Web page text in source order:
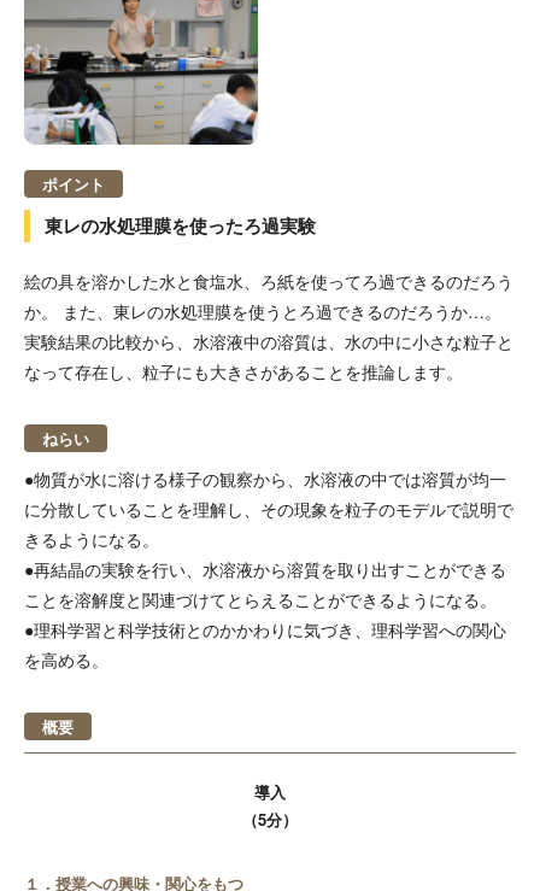
ポイント
東レの水処理膜を使ったろ過実験
絵の具を溶かした水と食塩水、ろ紙を使ってろ過できるのだろう
か。 また、東レの水処理膜を使うとろ過できるのだろうか…。
実験結果の比較から、水溶液中の溶質は、水の中に小さな粒子と
なって存在し、粒子にも大きさがあることを推論します。
ねらい
●物質が水に溶ける様子の観察から、水溶液の中では溶質が均一
に分散していることを理解し、その現象を粒子のモデルで説明で
きるようになる。
●再結晶の実験を行い、水溶液から溶質を取り出すことができる
ことを溶解度と関連づけてとらえることができるようになる。
●理科学習と科学技術とのかかわりに気づき、理科学習への関心
を高める。
概要
導入
（5分）
１．授業への興味・関心をもつ